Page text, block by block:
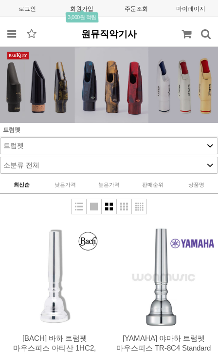
로그인 회원가입
3,000원 적립
주문조회 마이페이지
원뮤직악기사
트럼펫
최신순 낮은가격 높은가격 판매순위 상품명
[BACH] 바하 트럼펫
마우스피스 아티산 1HC2,
[YAMAHA] 야마하 트럼펫
마우스피스 TR-8C4 Standard